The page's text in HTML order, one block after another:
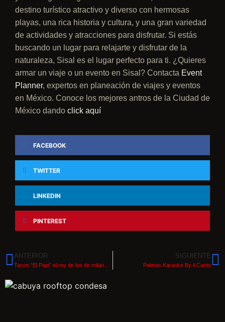
destino turístico atractivo y diverso con hermosas
playas, una rica historia y cultura, y una gran variedad
de actividades y atracciones para disfrutar. Si estás
buscando un lugar para relajarte y disfrutar de la
naturaleza, Sisal es el lugar perfecto para ti. ¿Quieres
armar un viaje o un evento en Sisal? Contacta Event
Planner, expertos en planeación de viajes y eventos
en México. Conoce los mejores antros de la Ciudad de
México dando click aquí
FACEBOOK
TWITTER
LINKEDIN
PINTEREST
ANTERIOR SIGUIENTE
Palmas Karaoke By il Canto